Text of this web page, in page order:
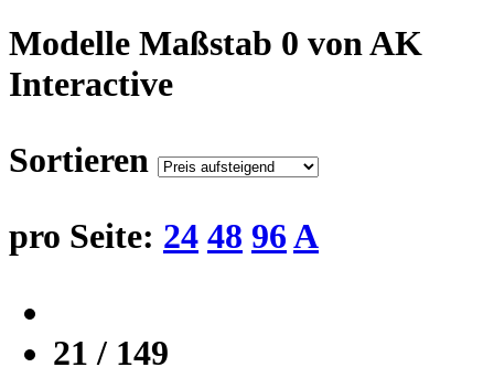
Modelle Maßstab 0 von AK
Interactive
Sortieren
pro Seite: 24 48 96A
21 / 149